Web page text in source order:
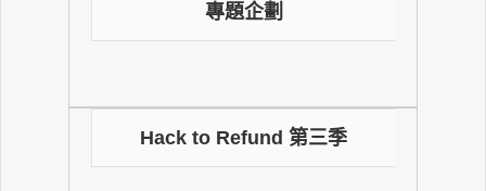
專題企劃
Hack to Refund 第三季